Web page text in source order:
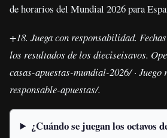
de horarios del Mundial 2026 para
+18. Juega con responsabilidad.
los resultados de los dieciseisavos.
casas-apuestas-mundial-2026/ · Juego
responsable-apuestas/.
¿Cuándo se juegan los octavos